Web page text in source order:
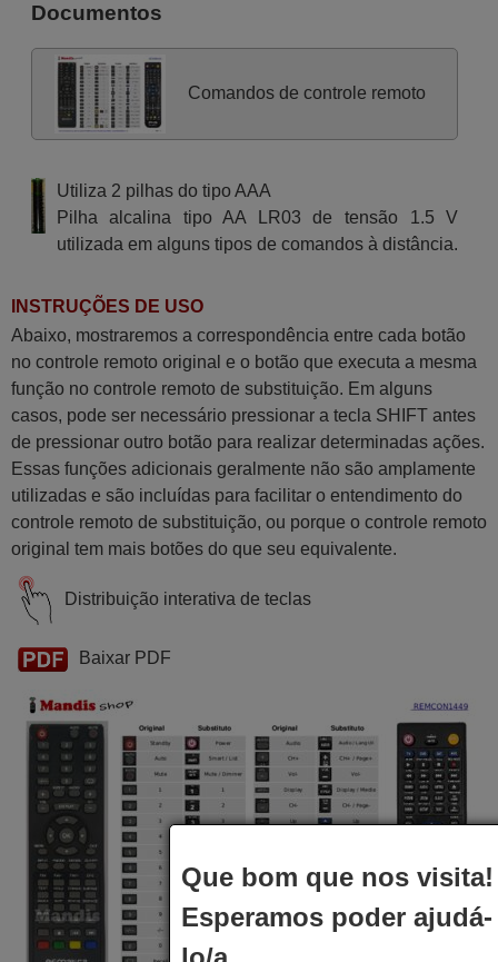
Documentos
Comandos de controle remoto
Utiliza 2 pilhas do tipo AAA
Pilha alcalina tipo AA LR03 de tensão 1.5 V
utilizada em alguns tipos de comandos à distância.
INSTRUÇÕES DE USO
Abaixo, mostraremos a correspondência entre cada botão
no controle remoto original e o botão que executa a mesma
função no controle remoto de substituição. Em alguns
casos, pode ser necessário pressionar a tecla SHIFT antes
de pressionar outro botão para realizar determinadas ações.
Essas funções adicionais geralmente não são amplamente
utilizadas e são incluídas para facilitar o entendimento do
controle remoto de substituição, ou porque o controle remoto
original tem mais botões do que seu equivalente.
Distribuição interativa de teclas
Baixar PDF
Que bom que nos visita!
Esperamos poder ajudá-